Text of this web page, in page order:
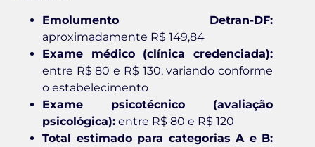
Emolumento Detran-DF:
aproximadamente R$ 149,84
Exame médico (clínica credenciada):
entre R$ 80 e R$ 130, variando conforme
o estabelecimento
Exame psicotécnico (avaliação
psicológica): entre R$ 80 e R$ 120
Total estimado para categorias A e B: